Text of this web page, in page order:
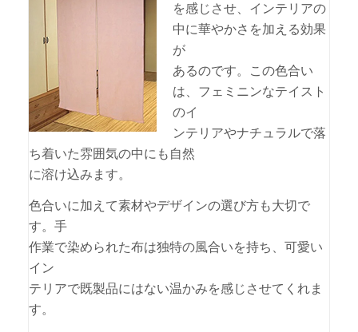
を感じさせ、インテリアの
中に華やかさを加える効果
が
あるのです。この色合い
は、フェミニンなテイスト
のイ
ンテリアやナチュラルで落
ち着いた雰囲気の中にも自然
に溶け込みます。
色合いに加えて素材やデザインの選び方も大切で
す。手
作業で染められた布は独特の風合いを持ち、可愛い
イン
テリアで既製品にはない温かみを感じさせてくれま
す。